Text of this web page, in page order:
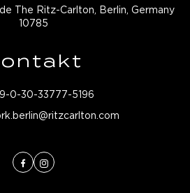
The Ritz-Carlton, Berlin, Germany
10785
0-30-33777-5196
FacebookInstagram